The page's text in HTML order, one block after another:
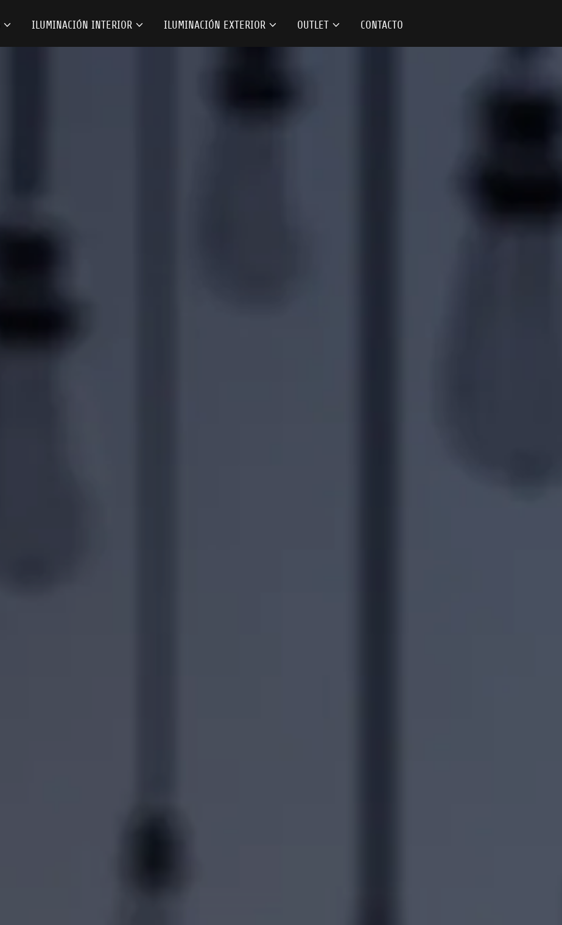
ILUMINACIÓN INTERIOR ILUMINACIÓN EXTERIOR OUTLET CONTACTO